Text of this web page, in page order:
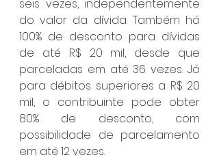
seis vezes, independentemente
do valor da dívida. Também há
100% de desconto para dívidas
de até R$ 20 mil, desde que
parceladas em até 36 vezes. Já
para débitos superiores a R$ 20
mil, o contribuinte pode obter
80% de desconto, com
possibilidade de parcelamento
em até 12 vezes.